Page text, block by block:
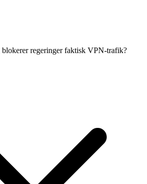
regeringer faktisk VPN-trafik?